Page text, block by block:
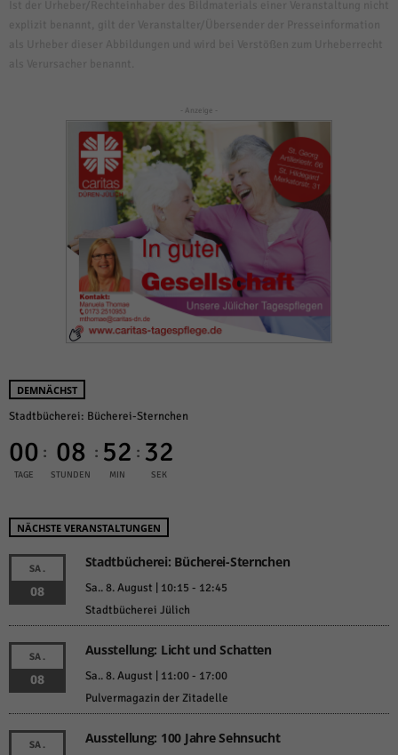
- Anzeige -
DEMNÄCHST
Stadtbücherei: Bücherei-Sternchen
00
TAGE
: 08
STUNDEN
: 52
MIN
: 32
SEK
NÄCHSTE VERANSTALTUNGEN
SA.
08
Stadtbücherei: Bücherei-Sternchen
Sa.. 8. August | 10:15 - 12:45
Stadtbücherei Jülich
SA.
08
Ausstellung: Licht und Schatten
Sa.. 8. August | 11:00- 17:00
Pulvermagazin der Zitadelle
SA. Ausstellung: 100 Jahre Sehnsucht